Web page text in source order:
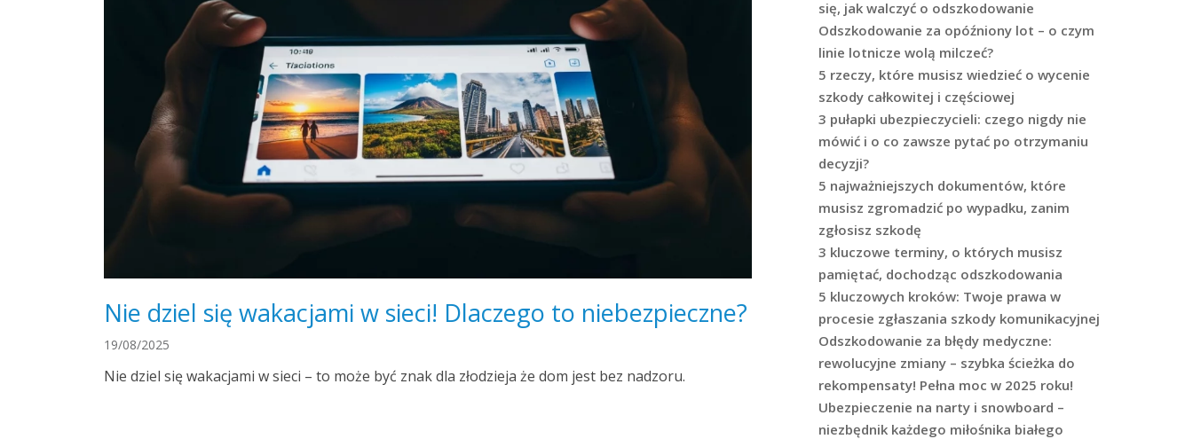
Nie dziel się wakacjami w sieci! Dlaczego to niebezpieczne?
19/08/2025
Nie dziel się wakacjami w sieci – to może być znak dla złodzieja że dom jest bez nadzoru.
się, jak walczyć o odszkodowanie
Odszkodowanie za opóźniony lot – o czym
linie lotnicze wolą milczeć?
5 rzeczy, które musisz wiedzieć o wycenie
szkody całkowitej i częściowej
3 pułapki ubezpieczycieli: czego nigdy nie
mówić i o co zawsze pytać po otrzymaniu
decyzji?
5 najważniejszych dokumentów, które
musisz zgromadzić po wypadku, zanim
zgłosisz szkodę
3 kluczowe terminy, o których musisz
pamiętać, dochodząc odszkodowania
5 kluczowych kroków: Twoje prawa w
procesie zgłaszania szkody komunikacyjnej
Odszkodowanie za błędy medyczne:
rewolucyjne zmiany – szybka ścieżka do
rekompensaty! Pełna moc w 2025 roku!
Ubezpieczenie na narty i snowboard –
niezbędnik każdego miłośnika białego